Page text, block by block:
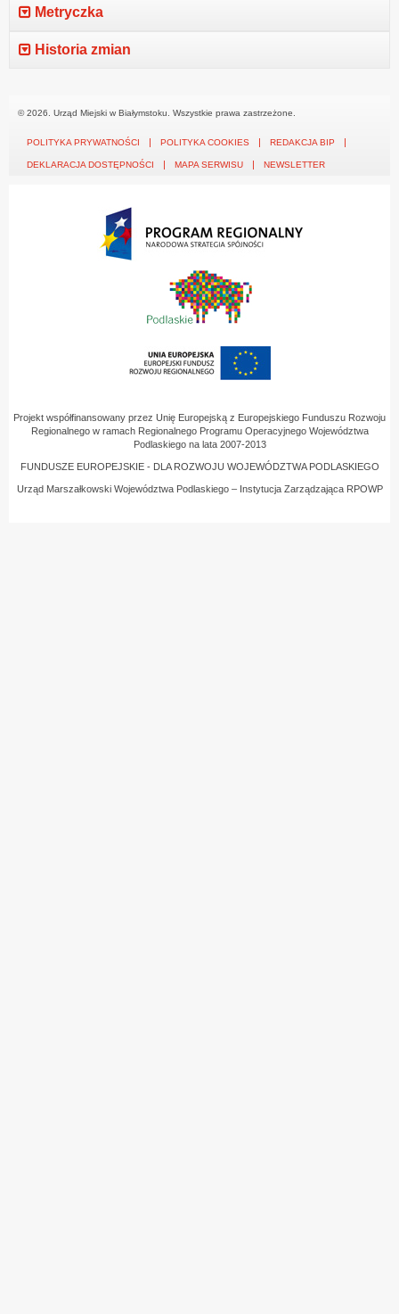
Metryczka
Historia zmian
© 2026. Urząd Miejski w Białymstoku. Wszystkie prawa zastrzeżone.
POLITYKA PRYWATNOŚCI POLITYKA COOKIES REDAKCJA BIP
DEKLARACJA DOSTĘPNOŚCI MAPA SERWISU NEWSLETTER
Projekt współfinansowany przez Unię Europejską z Europejskiego Funduszu Rozwoju
Regionalnego w ramach Regionalnego Programu Operacyjnego Województwa
Podlaskiego na lata 2007-2013
FUNDUSZE EUROPEJSKIE - DLA ROZWOJU WOJEWÓDZTWA PODLASKIEGO
Urząd Marszałkowski Województwa Podlaskiego – Instytucja Zarządzająca RPOWP